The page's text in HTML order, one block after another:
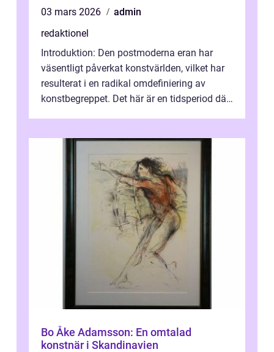
03 mars 2026
admin
redaktionel
Introduktion: Den postmoderna eran har
väsentligt påverkat konstvärlden, vilket har
resulterat i en radikal omdefiniering av
konstbegreppet. Det här är en tidsperiod där
Bo Åke Adamsson: En omtalad
konstnär i Skandinavien